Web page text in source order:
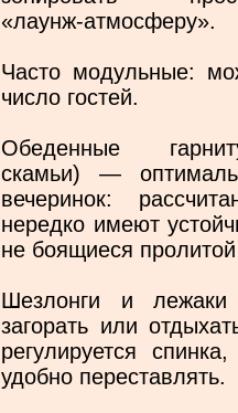
«лаунж‑атмосферу».
Часто модульные:
число гостей.
Обеденные
скамьи) —
вечеринок:
нередко имеют
не боящиеся
Шезлонги и
загорать или
регулируется
удобно переставлять.